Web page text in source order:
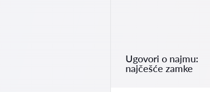
Ugovori o najmu:
najčešće zamke